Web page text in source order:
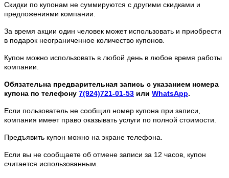
Скидки по купонам не суммируются с другими скидками и
предложениями компании.
За время акции один человек может использовать и приобрести
в подарок неограниченное количество купонов.
Купон можно использовать в любой день в любое время работы
компании.
Обязательна предварительная запись с указанием номера
купона по телефону 7(924)721-01-53 или WhatsApp.
Если пользователь не сообщил номер купона при записи,
компания имеет право оказывать услуги по полной стоимости.
Предъявить купон можно на экране телефона.
Если вы не сообщаете об отмене записи за 12 часов, купон
считается использованным.